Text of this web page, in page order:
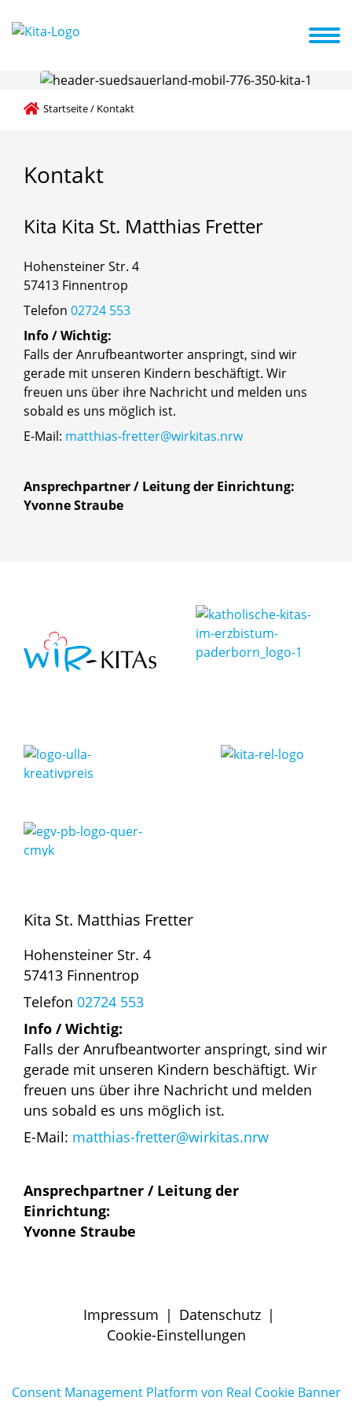
Aktuelles + Termine
Startseite/ Kontakt
Kontakt
Kita Kita St. Matthias Fretter
Hohensteiner Str. 4
57413 Finnentrop
Telefon 02724 553
Info / Wichtig:
Falls der Anrufbeantworter anspringt, sind wir
gerade mit unseren Kindern beschäftigt. Wir
freuen uns über ihre Nachricht und melden uns
sobald es uns möglich ist.
E-Mail: matthias-fretter@wirkitas.nrw
Ansprechpartner / Leitung der Einrichtung:
Yvonne Straube
Kita St. Matthias Fretter
Hohensteiner Str. 4
57413 Finnentrop
Telefon 02724 553
Info / Wichtig:
Falls der Anrufbeantworter anspringt, sind wir
gerade mit unseren Kindern beschäftigt. Wir
freuen uns über ihre Nachricht und melden
uns sobald es uns möglich ist.
E-Mail: matthias-fretter@wirkitas.nrw
Ansprechpartner / Leitung der
Einrichtung:
Yvonne Straube
Impressum | Datenschutz |
Cookie-Einstellungen
Consent Management Platform von Real Cookie Banner